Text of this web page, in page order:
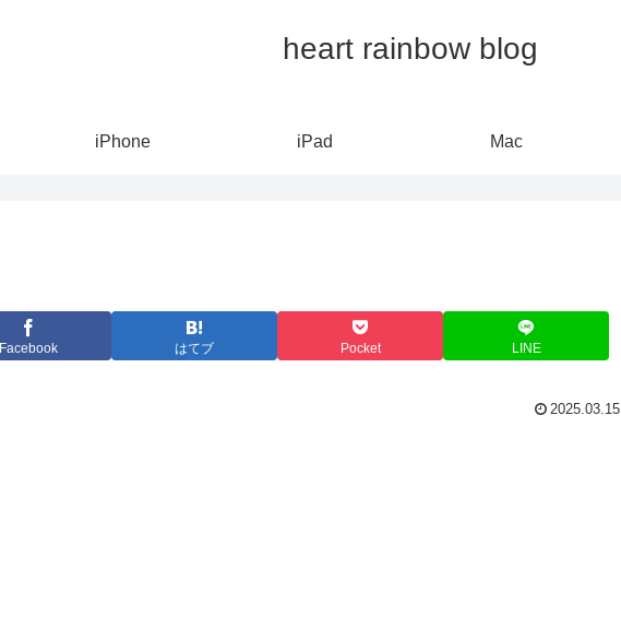
heart rainbow blog
iPhone iPad Mac
Facebook はてブ Pocket LINE
2025.03.15